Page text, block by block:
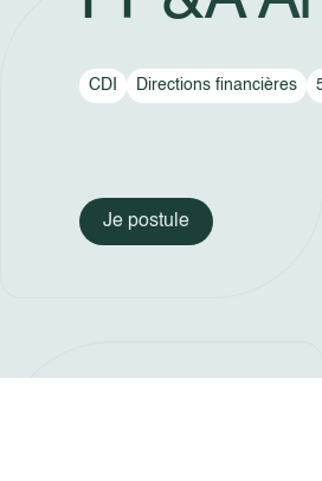
CDI Directions financières
Je postule